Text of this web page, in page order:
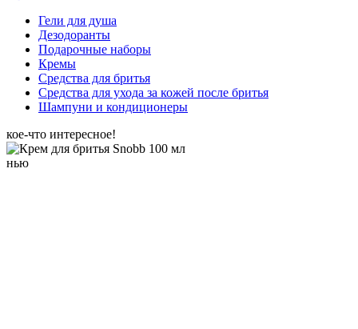
Гели для душа
Дезодоранты
Подарочные наборы
Кремы
Средства для бритья
Средства для ухода за кожей после бритья
Шампуни и кондиционеры
кое-что интересное!
нью